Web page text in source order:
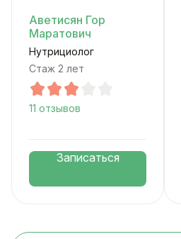
Аветисян Гор
Маратович
Нутрициолог
Стаж 2 лет
11 отзывов
Записаться